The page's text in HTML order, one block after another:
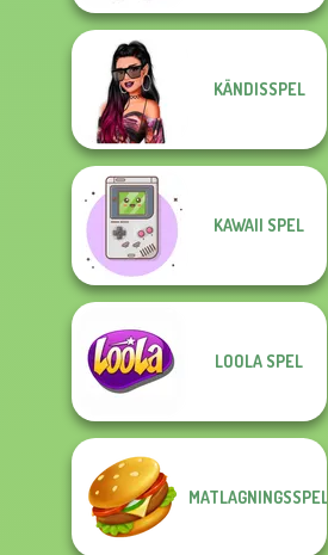
KÄNDISSPEL
KAWAII SPEL
LOOLA SPEL
MATLAGNINGSSPEL